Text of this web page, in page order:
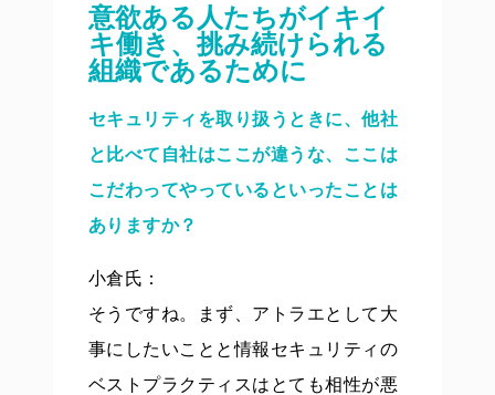
意欲ある人たちがイキイ
キ働き、挑み続けられる
組織であるために
セキュリティを取り扱うときに、他社
と比べて自社はここが違うな、ここは
こだわってやっているといったことは
ありますか？
小倉氏：
そうですね。まず、アトラエとして大
事にしたいことと情報セキュリティの
ベストプラクティスはとても相性が悪